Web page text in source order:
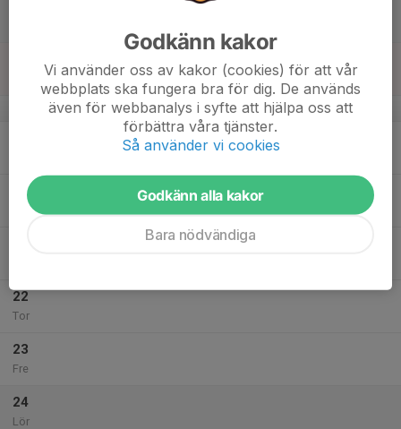
v.43
20
22
Tor
23
Fre
24
Lör
Godkänn kakor
Vi använder oss av kakor (cookies) för att vår
webbplats ska fungera bra för dig. De används
även för webbanalys i syfte att hjälpa oss att
förbättra våra tjänster.
Så använder vi cookies
Godkänn alla kakor
Bara nödvändiga